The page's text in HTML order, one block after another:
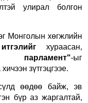
улирал болгон
Монголын хөгжлийн
итгэлийг хураасан,
парламент"-ыг
зүтгэцгээе.
өөдөө байж, эв
бүр аз жаргалтай,